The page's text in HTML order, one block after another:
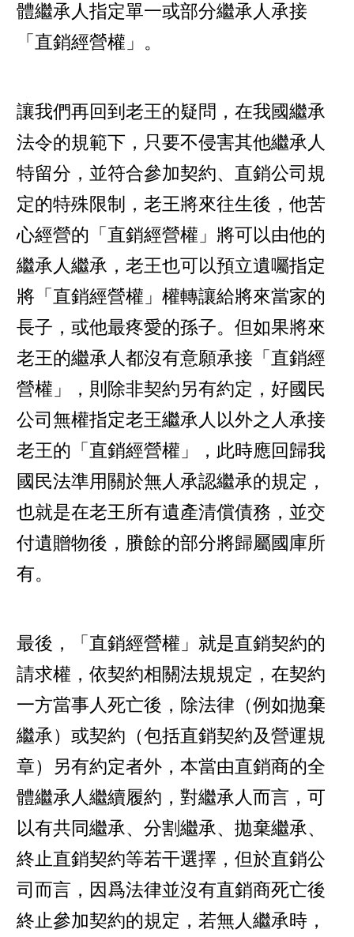
體繼承人指定單一或部分繼承人承接
「直銷經營權」。
讓我們再回到老王的疑問，在我國繼承
法令的規範下，只要不侵害其他繼承人
特留分，並符合參加契約、直銷公司規
定的特殊限制，老王將來往生後，他苦
心經營的「直銷經營權」將可以由他的
繼承人繼承，老王也可以預立遺囑指定
將「直銷經營權」權轉讓給將來當家的
長子，或他最疼愛的孫子。但如果將來
老王的繼承人都沒有意願承接「直銷經
營權」，則除非契約另有約定，好國民
公司無權指定老王繼承人以外之人承接
老王的「直銷經營權」，此時應回歸我
國民法準用關於無人承認繼承的規定，
也就是在老王所有遺產清償債務，並交
付遺贈物後，賸餘的部分將歸屬國庫所
有。
最後，「直銷經營權」就是直銷契約的
請求權，依契約相關法規規定，在契約
一方當事人死亡後，除法律（例如拋棄
繼承）或契約（包括直銷契約及營運規
章）另有約定者外，本當由直銷商的全
體繼承人繼續履約，對繼承人而言，可
以有共同繼承、分割繼承、拋棄繼承、
終止直銷契約等若干選擇，但於直銷公
司而言，因爲法律並沒有直銷商死亡後
終止參加契約的規定，若無人繼承時，